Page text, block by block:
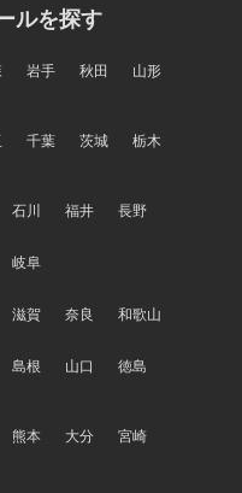
ルを探す
岩手 秋田
山形
千葉 茨城
栃木
石川 福井 長野
岐阜
滋賀 奈良 和歌山
島根 山口
徳島
熊本 大分
宮崎